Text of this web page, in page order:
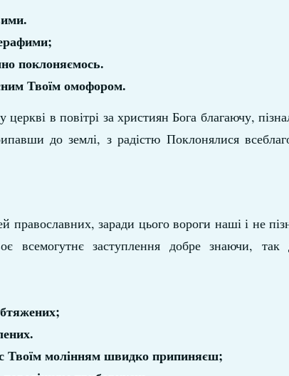
поклоняємось.
Твоїм омофором.
в повітрі за християн Бога благаючу,
до землі, з радістю Поклонялися
православних, заради цього вороги наші і не
заступлення добре знаючи, так
Твоїм молінням швидко припиняєш;